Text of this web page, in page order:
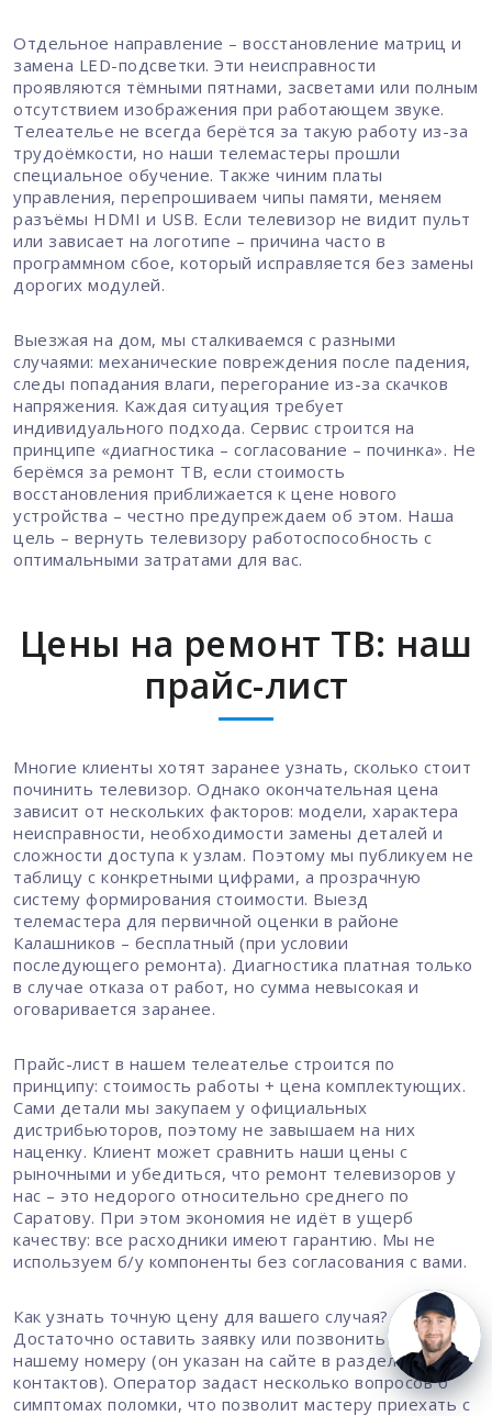
Отдельное направление – восстановление матриц и
замена LED-подсветки. Эти неисправности
проявляются тёмными пятнами, засветами или полным
отсутствием изображения при работающем звуке.
Телеателье не всегда берётся за такую работу из-за
трудоёмкости, но наши телемастеры прошли
специальное обучение. Также чиним платы
управления, перепрошиваем чипы памяти, меняем
разъёмы HDMI и USB. Если телевизор не видит пульт
или зависает на логотипе – причина часто в
программном сбое, который исправляется без замены
дорогих модулей.
Выезжая на дом, мы сталкиваемся с разными
случаями: механические повреждения после падения,
следы попадания влаги, перегорание из-за скачков
напряжения. Каждая ситуация требует
индивидуального подхода. Сервис строится на
принципе «диагностика – согласование – починка». Не
берёмся за ремонт ТВ, если стоимость
восстановления приближается к цене нового
устройства – честно предупреждаем об этом. Наша
цель – вернуть телевизору работоспособность с
оптимальными затратами для вас.
Цены на ремонт ТВ: наш
прайс-лист
Многие клиенты хотят заранее узнать, сколько стоит
починить телевизор. Однако окончательная цена
зависит от нескольких факторов: модели, характера
неисправности, необходимости замены деталей и
сложности доступа к узлам. Поэтому мы публикуем не
таблицу с конкретными цифрами, а прозрачную
систему формирования стоимости. Выезд
телемастера для первичной оценки в районе
Калашников – бесплатный (при условии
последующего ремонта). Диагностика платная только
в случае отказа от работ, но сумма невысокая и
оговаривается заранее.
Прайс-лист в нашем телеателье строится по
принципу: стоимость работы + цена комплектующих.
Сами детали мы закупаем у официальных
дистрибьюторов, поэтому не завышаем на них
наценку. Клиент может сравнить наши цены с
рыночными и убедиться, что ремонт телевизоров у
нас – это недорого относительно среднего по
Саратову. При этом экономия не идёт в ущерб
качеству: все расходники имеют гарантию. Мы не
используем б/у компоненты без согласования с вами.
Как узнать точную цену для вашего случая?
Достаточно оставить заявку или позвонить по
нашему номеру (он указан на сайте в разделе
контактов). Оператор задаст несколько вопросов о
симптомах поломки, что позволит мастеру приехать с